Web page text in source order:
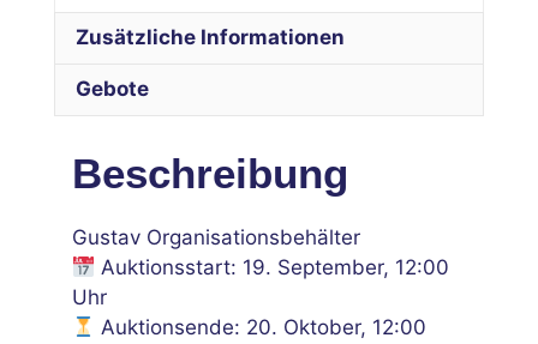
Zusätzliche Informationen
Gebote
Beschreibung
Gustav Organisationsbehälter
Auktionsstart: 19. September, 12:00
Uhr
Auktionsende: 20. Oktober, 12:00